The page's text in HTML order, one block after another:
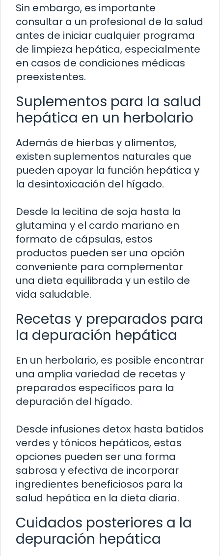
Sin embargo, es importante
consultar a un profesional de la salud
antes de iniciar cualquier programa
de limpieza hepática, especialmente
en casos de condiciones médicas
preexistentes.
Suplementos para la salud
hepática en un herbolario
Además de hierbas y alimentos,
existen suplementos naturales que
pueden apoyar la función hepática y
la desintoxicación del hígado.
Desde la lecitina de soja hasta la
glutamina y el cardo mariano en
formato de cápsulas, estos
productos pueden ser una opción
conveniente para complementar
una dieta equilibrada y un estilo de
vida saludable.
Recetas y preparados para
la depuración hepática
En un herbolario, es posible encontrar
una amplia variedad de recetas y
preparados específicos para la
depuración del hígado.
Desde infusiones detox hasta batidos
verdes y tónicos hepáticos, estas
opciones pueden ser una forma
sabrosa y efectiva de incorporar
ingredientes beneficiosos para la
salud hepática en la dieta diaria.
Cuidados posteriores a la
depuración hepática